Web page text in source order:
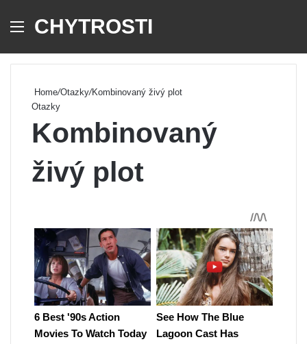
Menu
CHYTROSTI
Home/Otazky/Kombinovaný živý plot
Otazky
Kombinovaný
živý plot